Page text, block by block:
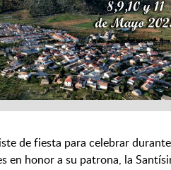
de fiesta para celebrar
en honor a su patrona, la